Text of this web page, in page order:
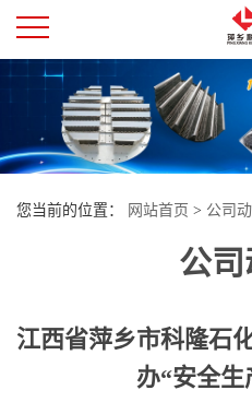
公
司
您当前的位置： 网站首页 > 公司
填料有限公司举办“安全生产月”活
公
江西省萍乡市科隆石
办“安全生